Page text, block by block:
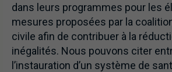
dans leurs programmes pour les
mesures proposées par la
civile afin de contribuer à la
inégalités. Nous pouvons citer
l’instauration d’un système de